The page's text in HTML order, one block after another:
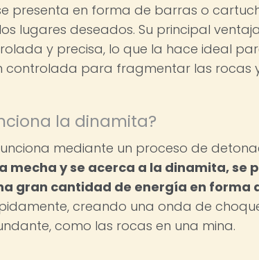
presenta en forma de barras o
lugares deseados. Su principal
y precisa, lo que la hace ideal
controlada para fragmentar las rocas
la dinamita?
mediante un proceso de
mecha y se acerca a la dinamita, se
gran cantidad de energía en forma
creando una onda de
como las rocas en una mina.